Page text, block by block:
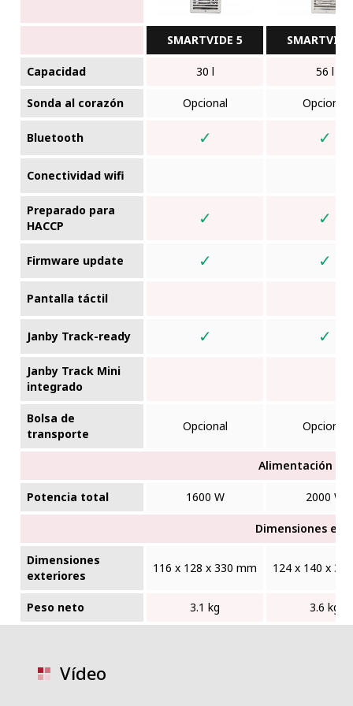
SMARTVIDE 5
Capacidad 30 l 56 l
Sonda al corazón Opcional Opcional
Bluetooth ✓ ✓
Conectividad wifi
Preparado para
HACCP
✓ ✓
Firmware update ✓ ✓
Pantalla táctil
Janby Track-ready ✓ ✓
Janby Track Mini
integrado
Bolsa de
transporte
Opcional Opcional
Alimentación
Potencia total 1600 W 2000 W
Dimensiones
Dimensiones
exteriores
116 x 128 x 330 mm 124 x 140 x
Peso neto 3.1 kg 3.6 kg
Vídeo